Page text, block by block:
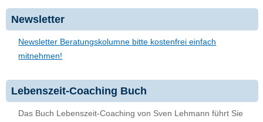
Newsletter
Newsletter Beratungskolumne bitte kostenfrei einfach
mitnehmen!
Lebenszeit-Coaching Buch
Das Buch Lebenszeit-Coaching von Sven Lehmann führt Sie